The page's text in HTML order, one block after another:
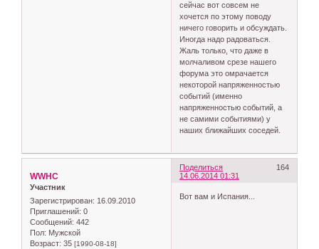
сейчас вот совсем не
хочется по этому поводу
ничего говорить и обсуждать.
Иногда надо радоваться.
Жаль только, что даже в
молчаливом срезе нашего
форума это омрачается
некоторой напряженностью
событий (именно
напряженностью событий, а
не самими событиями) у
наших ближайших соседей.
Поделиться
164
14.06.2014 01:31
WWHC
Участник
Зарегистрирован: 16.09.2010
Приглашений: 0
Сообщений: 442
Пол: Мужской
Возраст: 35 [1990-08-18]
Вот вам и Испания...